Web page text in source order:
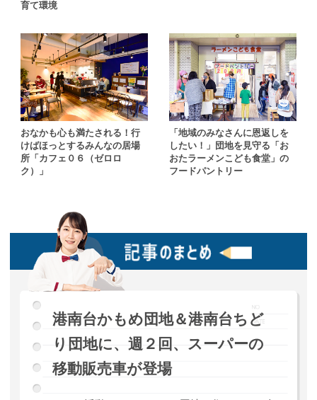
育て環境
おなかも心も満たされる！行
けばほっとするみんなの居場
所「カフェ０６（ゼロロ
ク）」
「地域のみなさんに恩返しを
したい！」団地を見守る「お
おたラーメンこども食堂」の
フードパントリー
港南台かもめ団地＆港南台ちど
り団地に、週２回、スーパーの
移動販売車が登場